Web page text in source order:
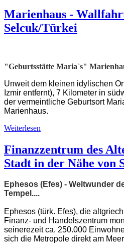
Marienhaus -
Selcuk/Türkei
"Geburtsstätte Maria`s"
Unweit dem kleinen idylischen
Izmir entfernt), 7 Kilometer in
der vermeintliche Geburtsort
Marienhaus.
Weiterlesen
Finanzzentrum des
Stadt in der Nähe von
Ephesos (Efes) - Weltwunder
Tempel....
Ephesos (türk. Efes), die
Finanz- und Handelszentrum
seinerezeit ca. 250.000
sich die Metropole direkt am